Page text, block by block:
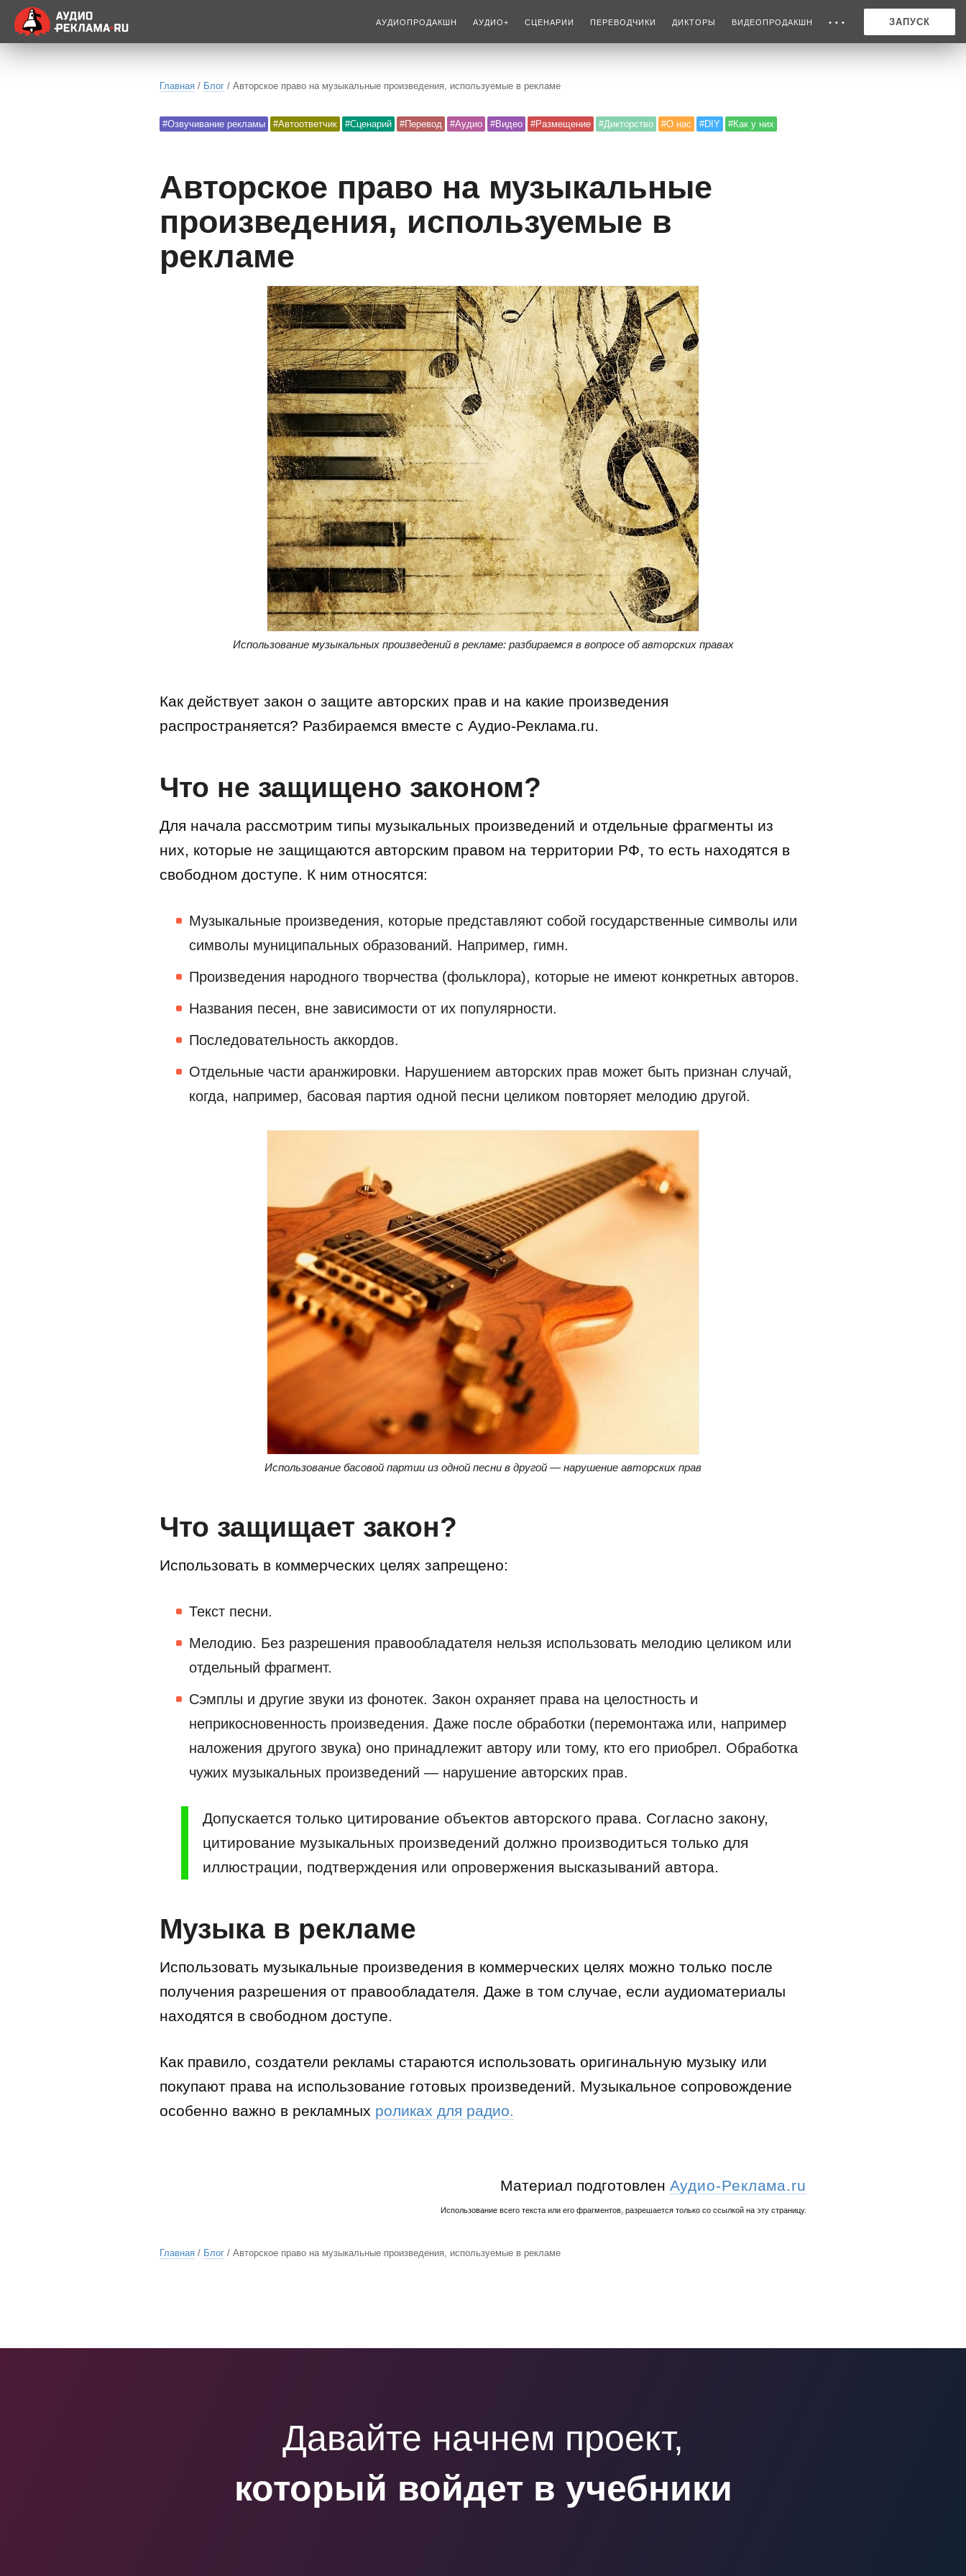
Главная / Блог / Авторское право на музыкальные произведения, используемые в рекламе
#Озвучивание рекламы #Автоответчик #Сценарий #Перевод #Аудио #Видео #Размещение #Дикторство #О нас #DIY #Как у них
Авторское право на музыкальные
произведения, используемые в
рекламе
Использование музыкальных произведений в рекламе: разбираемся в вопросе об авторских правах
Как действует закон о защите авторских прав и на какие произведения
распространяется? Разбираемся вместе с Аудио-Реклама.ru.
Что не защищено законом?
Для начала рассмотрим типы музыкальных произведений и отдельные фрагменты из
них, которые не защищаются авторским правом на территории РФ, то есть находятся в
свободном доступе. К ним относятся:
Музыкальные произведения, которые представляют собой государственные символы или
символы муниципальных образований. Например, гимн.
Произведения народного творчества (фольклора), которые не имеют конкретных авторов.
Названия песен, вне зависимости от их популярности.
Последовательность аккордов.
Отдельные части аранжировки. Нарушением авторских прав может быть признан случай,
когда, например, басовая партия одной песни целиком повторяет мелодию другой.
Использование басовой партии из одной песни в другой — нарушение авторских прав
Что защищает закон?
Использовать в коммерческих целях запрещено:
Текст песни.
Мелодию. Без разрешения правообладателя нельзя использовать мелодию целиком или
отдельный фрагмент.
Сэмплы и другие звуки из фонотек. Закон охраняет права на целостность и
неприкосновенность произведения. Даже после обработки (перемонтажа или, например
наложения другого звука) оно принадлежит автору или тому, кто его приобрел. Обработка
чужих музыкальных произведений — нарушение авторских прав.
Допускается только цитирование объектов авторского права. Согласно закону,
цитирование музыкальных произведений должно производиться только для
иллюстрации, подтверждения или опровержения высказываний автора.
Музыка в рекламе
Использовать музыкальные произведения в коммерческих целях можно только после
получения разрешения от правообладателя. Даже в том случае, если аудиоматериалы
находятся в свободном доступе.
Как правило, создатели рекламы стараются использовать оригинальную музыку или
покупают права на использование готовых произведений. Музыкальное сопровождение
особенно важно в рекламных роликах для радио.
Материал подготовлен Аудио-Реклама.ru
Использование всего текста или его фрагментов, разрешается только со ссылкой на эту страницу.
Главная / Блог / Авторское право на музыкальные произведения, используемые в рекламе
АУДИОПРОДАКШН АУДИО+ СЦЕНАРИИ ПЕРЕВОДЧИКИ ДИКТОРЫ ВИДЕОПРОДАКШН • • • ЗАПУСК
Давайте начнем проект,
который войдет в учебники